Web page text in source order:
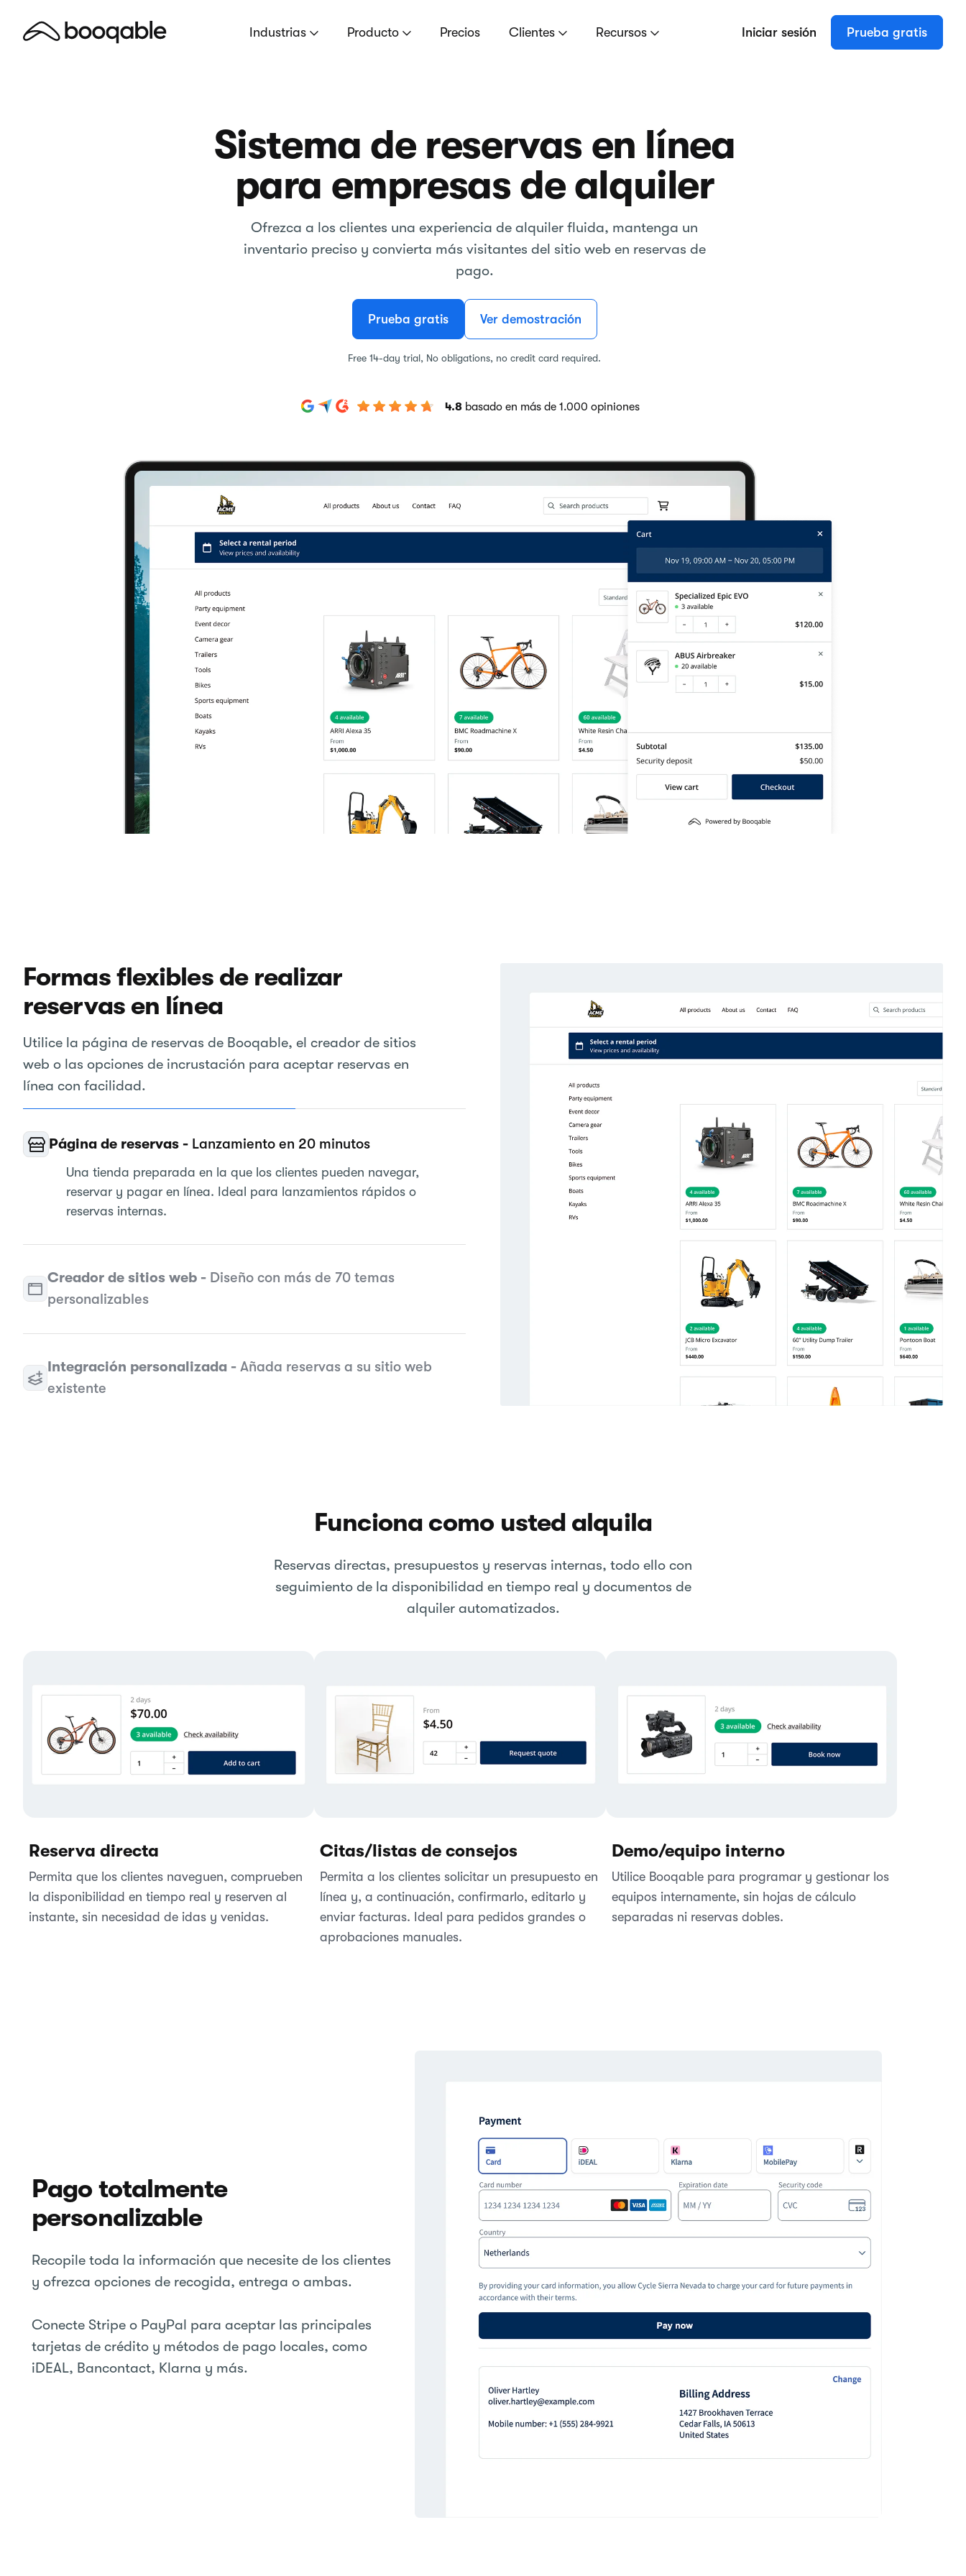
Industrias Producto Precios Clientes Recursos Iniciar sesión Prueba gratis
Sistema de reservas en línea
para empresas de alquiler
Ofrezca a los clientes una experiencia de alquiler fluida, mantenga un
inventario preciso y convierta más visitantes del sitio web en reservas de
pago.
Prueba gratis Ver demostración
Free 14-day trial, No obligations, no credit card required.
4.8 basado en más de 1.000 opiniones
Formas flexibles de realizar
reservas en línea
Utilice la página de reservas de Booqable, el creador de sitios
web o las opciones de incrustación para aceptar reservas en
línea con facilidad.
Página de reservas - Lanzamiento en 20 minutos
Una tienda preparada en la que los clientes pueden navegar,
reservar y pagar en línea. Ideal para lanzamientos rápidos o
reservas internas.
Creador de sitios web - Diseño con más de 70 temas
personalizables
Integración personalizada - Añada reservas a su sitio web
existente
Funciona como usted alquila
Reservas directas, presupuestos y reservas internas, todo ello con
seguimiento de la disponibilidad en tiempo real y documentos de
alquiler automatizados.
Reserva directa
Permita que los clientes naveguen, comprueben
la disponibilidad en tiempo real y reserven al
instante, sin necesidad de idas y venidas.
Citas/listas de consejos
Permita a los clientes solicitar un presupuesto en
línea y, a continuación, confirmarlo, editarlo y
enviar facturas. Ideal para pedidos grandes o
aprobaciones manuales.
Demo/equipo interno
Utilice Booqable para programar y gestionar los
equipos internamente, sin hojas de cálculo
separadas ni reservas dobles.
Pago totalmente
personalizable
Recopile toda la información que necesite de los clientes
y ofrezca opciones de recogida, entrega o ambas.
Conecte Stripe o PayPal para aceptar las principales
tarjetas de crédito y métodos de pago locales, como
iDEAL, Bancontact, Klarna y más.